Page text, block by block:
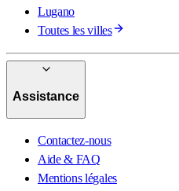
Lugano
Toutes les villes
Assistance
Contactez-nous
Aide & FAQ
Mentions légales